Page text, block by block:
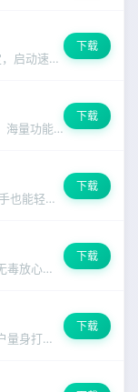
最新a片全面升级，运行更快更稳定，启动速度明显提升。
下载
安装成人抖音-成人抖音2025最新，海量功能一键解锁，支持深色模式和多语言切换。
下载
win7破解版下载一键安装即用，新手也能轻松上手
下载
十大黄色直播官方正版下载，安全无毒放心使用
下载
叼嘿视频下载最新版下载为安卓用户量身打造，兼容99%主流设备
下载